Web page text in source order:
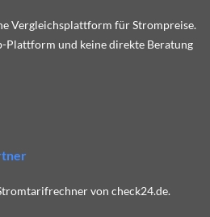
Vergleichsplattform für Strompreise.
Plattform und keine direkte Beratung
von check24.de.